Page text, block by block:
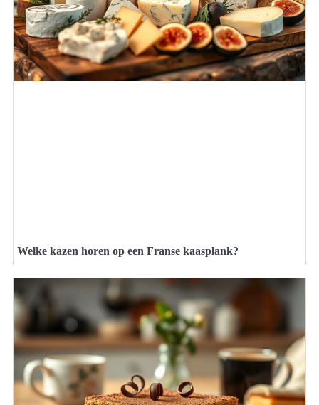
Welke kazen horen op een Franse kaasplank?